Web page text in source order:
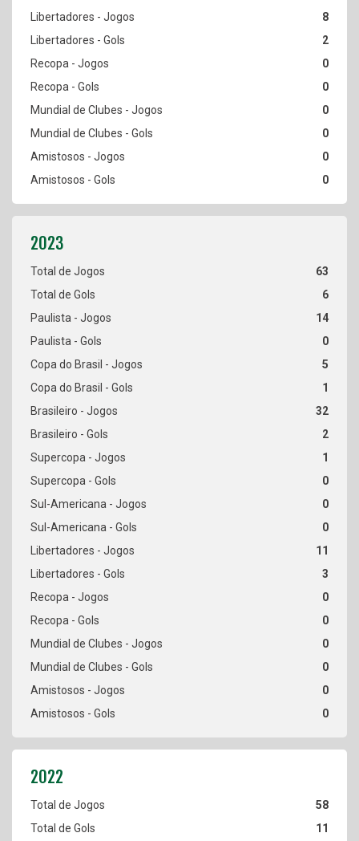
8
2
0
0
0
0
0
0
63
6
14
0
5
1
32
2
1
0
0
0
11
3
0
0
0
0
0
0
58
11